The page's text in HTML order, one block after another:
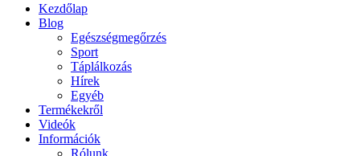
Kezdőlap
Blog
Egészségmegőrzés
Sport
Táplálkozás
Hírek
Egyéb
Termékekről
Videók
Információk
Rólunk